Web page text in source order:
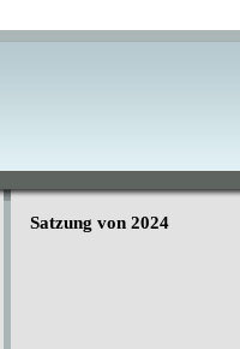
Satzung von 2024